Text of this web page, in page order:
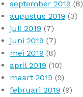
september 2019 (8)
augustus 2019 (3)
juli 2019 (7)
juni 2019 (7)
mei 2019 (8)
april 2019 (10)
maart 2019 (9)
februari 2019 (9)